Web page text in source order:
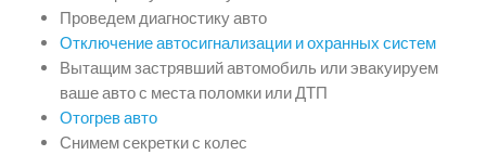
Проведем диагностику авто
Отключение автосигнализации и охранных систем
Вытащим застрявший автомобиль или эвакуируем
ваше авто с места поломки или ДТП
Отогрев авто
Снимем секретки с колес